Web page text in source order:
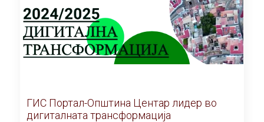
ГИС Портал-Општина Центар лидер во
дигиталната трансформација